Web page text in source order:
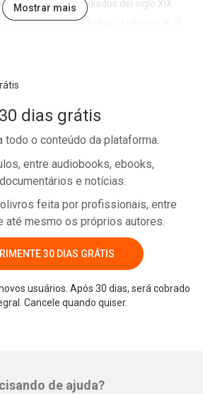
Inglaterra de mediados del siglo XIX.
ha nacido simboliza el idilio rural, el
distintos estratos —desde Bessy, la
fábrica textil, por quien siente una
que ir corrigiendo sus prejuicios; y, del
de sí misma y de sus sentimientos.
y sienten. Las contradicciones de la
con una historia de amor
moderna, entre dos seres capaces de
pesar de todas las diferencias que los
Mostrar mais
dias grátis
o conteúdo da plataforma.
entre audiobooks, ebooks,
e notícias.
feita por profissionais, entre
até mesmo os próprios autores.
30 DIAS GRÁTIS
usuários. Após 30 dias, será cobrado
Cancele quando quiser.
de ajuda?